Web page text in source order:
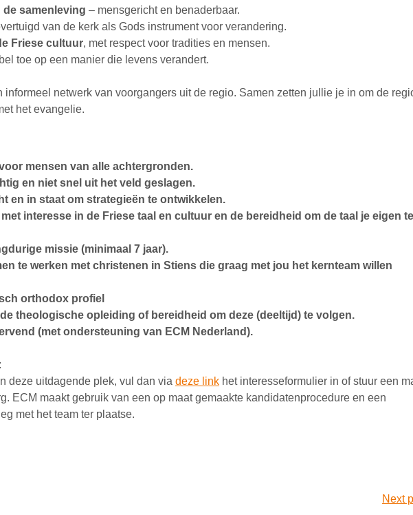
de samenleving – mensgericht en benaderbaar.
van de kerk als Gods instrument voor verandering.
Friese cultuur, met respect voor tradities en mensen.
toe op een manier die levens verandert.
informeel netwerk van voorgangers uit de regio. Samen zetten jullie je in om de
het evangelie.
mensen van alle achtergronden.
en niet snel uit het veld geslagen.
en in staat om strategieën te ontwikkelen.
interesse in de Friese taal en cultuur en de bereidheid om de taal je eigen te
missie (minimaal 7 jaar).
te werken met christenen in Stiens die graag met jou het kernteam willen
orthodox profiel
theologische opleiding of bereidheid om deze (deeltijd) te volgen.
(met ondersteuning van ECM Nederland).
deze uitdagende plek, vul dan via deze link het interesseformulier in of stuur een
ECM maakt gebruik van een op maat gemaakte kandidatenprocedure en een
met het team ter plaatse.
Next